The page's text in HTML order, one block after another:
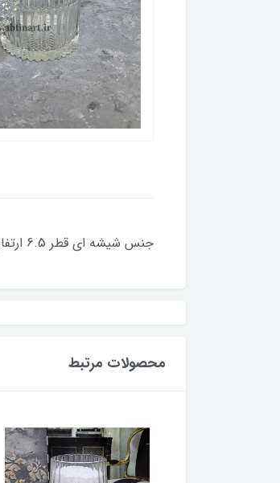
جنس شیشه ای قطر 6.5 ارتفاع با درب 9 سانت
محصولات مرتبط